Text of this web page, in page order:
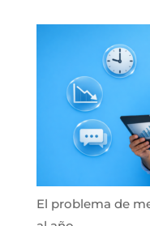
El problema de